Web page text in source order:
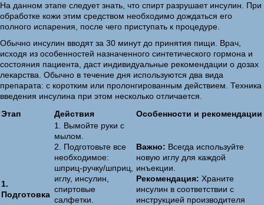
На данном этапе следует знать, что спирт разрушает инсулин. При
обработке кожи этим средством необходимо дождаться его
полного испарения, после чего приступать к процедуре.
Обычно инсулин вводят за 30 минут до принятия пищи. Врач,
исходя из особенностей назначенного синтетического гормона и
состояния пациента, даст индивидуальные рекомендации о дозах
лекарства. Обычно в течение дня используются два вида
препарата: с коротким или пролонгированным действием. Техника
введения инсулина при этом несколько отличается.
Этап
Действия Особенности и рекомендации
1.
Подготовка
1. Вымойте руки с
мылом.
2. Подготовьте все
необходимое:
шприц-ручку/шприц,
иглу, инсулин,
спиртовые
салфетки.
Важно: Всегда используйте
новую иглу для каждой
инъекции.
Рекомендация: Храните
инсулин в соответствии с
инструкцией производителя